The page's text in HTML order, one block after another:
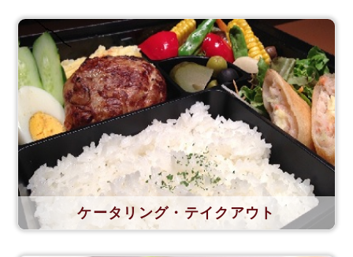
ケータリング・テイクアウト